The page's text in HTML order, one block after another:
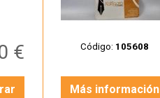
€ Código: 105608
Más información